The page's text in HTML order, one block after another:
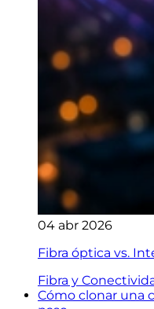
04 abr 2026
Fibra óptica vs.
Fibra y
Cómo clonar una